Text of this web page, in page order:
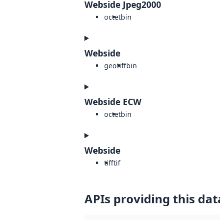
Webside Jpeg2000
octetbin
Webside
geotiffbin
Webside ECW
octetbin
Webside
tifftif
APIs providing this